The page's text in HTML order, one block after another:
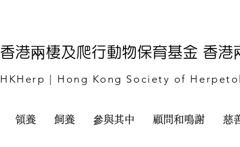
香港兩棲及爬行動物保育基金 香港
HKHerp | Hong Kong Society of
領養 飼養 參與其中 顧問和鳴謝 慈